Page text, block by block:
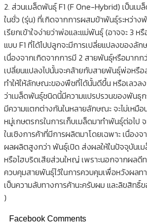
2. ส่วนเมล็ดพันธุ์ F1 (F One-Hybrid) เป็นเ
ในชั่ว (รุ่น) ที่เกิดจากการผสมข้าพันธุ์ระหว่า
เรียกเข้าใจง่ายว่าพ่อและแม่พันธุ์ (อาจจะ 3
แบบ F1 ที่ได้ไปปลูกจะมีการเปลี่ยแปลงของลั
เนื่องจากเกิดจากการมี 2 สายพันธุ์หรือมาก
เปลี่ยนแปลงไปนั้นจะคล้ายกับสายพันธุ์พ่อหรื
ทำให้ให้ลักษณะของพืชที่ได้นั้นดีขึ้น หรือเลวลง
ว่าเมล็ดพันธุ์ชนิดนี้มีความแปรปรวนของพันธุก
มีความแตกต่างกันในหลายลักษณะ จะไม่เหมือ
หมู่เกษตรกรในการเก็บเมล็ดมาทำพันธุ์ต่อไป
ในเชิงการค้าที่มีการผลิตมาโดยเฉพาะ เนื่องจ
ผลผลิตสูงกว่า พันธุ์เปิด ส่งผลให้ในปัจจุบันเ
หรือไฮบริดเสียส่วนใหญ่ เพราะนอกจากผลดี
ควบคุมสายพันธุ์ไว้ในการควบคุมเพื่อหวังผลท
เป็นความลับทางการค้านะครับผม และลิขสิทธิ์
)
Facebook Comments